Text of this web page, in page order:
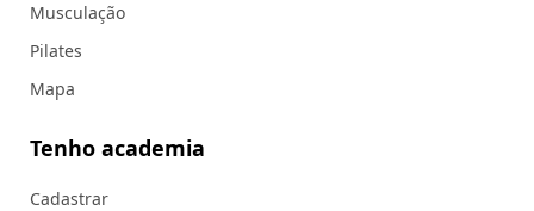
Musculação
Pilates
Mapa
Tenho academia
Cadastrar